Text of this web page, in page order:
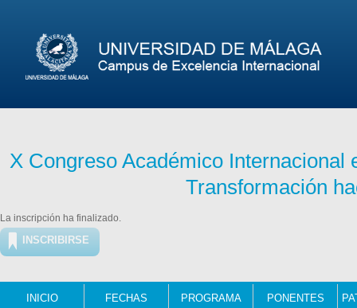
X Congreso Académico
Transformación
La inscripción ha finalizado.
INSCRIBIRSE
INICIO FECHAS PROGRAMA PONENTES